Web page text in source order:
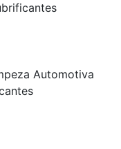
Automotiva